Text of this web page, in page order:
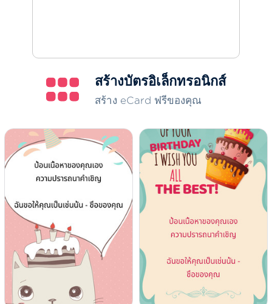
สร้างบัตรอิเล็กทรอนิกส์
สร้าง eCard ฟรีของคุณ